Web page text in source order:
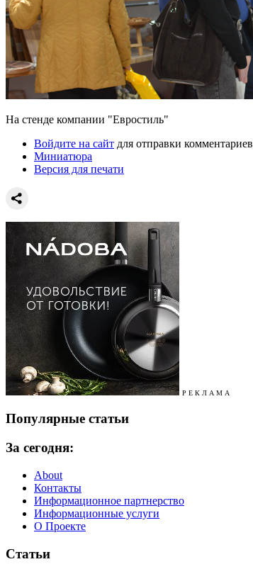
На стенде компании "Евростиль"
Войдите на сайт для отправки комментариев
Миниатюра
Версия для печати
Р Е К Л А М А
Популярные статьи
За сегодня:
About
Контакты
Информационное партнерство
Информационные услуги
О Проекте
Статьи